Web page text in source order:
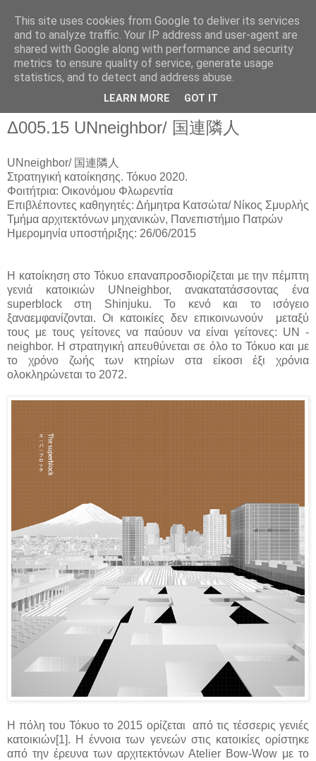
Δ005.15 UΝneighbor/ 国連隣人
UΝneighbor/ 国連隣人
Στρατηγική κατοίκησης. Τόκυο 2020.
Φοιτήτρια: Οικονόμου Φλωρεντία
Επιβλέποντες καθηγητές: Δήμητρα Κατσώτα/ Νίκος Σμυρλής
Τμήμα αρχιτεκτόνων μηχανικών, Πανεπιστήμιο Πατρών
Ημερομηνία υποστήριξης: 26/06/2015
Η κατοίκηση στο Τόκυο επαναπροσδιορίζεται με την πέμπτη
γενιά κατοικιών UNneighbor, ανακατατάσσοντας ένα
superblock στη Shinjuku. Το κενό και το ισόγειο
ξαναεμφανίζονται. Οι κατοικίες δεν επικοινωνούν μεταξύ
τους με τους γείτονες να παύουν να είναι γείτονες: UN -
neighbor. Η στρατηγική απευθύνεται σε όλο το Τόκυο και με
το χρόνο ζωής των κτηρίων στα είκοσι έξι χρόνια
ολοκληρώνεται το 2072.
Η πόλη του Τόκυο το 2015 ορίζεται από τις τέσσερις γενιές
κατοικιών[1]. Η έννοια των γενεών στις κατοικίες ορίστηκε
από την έρευνα των αρχιτεκτόνων Atelier Bow-Wow με το
This site uses cookies from Google to deliver its services
and to analyze traffic. Your IP address and user-agent are
shared with Google along with performance and security
metrics to ensure quality of service, generate usage
statistics, and to detect and address abuse.
LEARN MORE GOT IT